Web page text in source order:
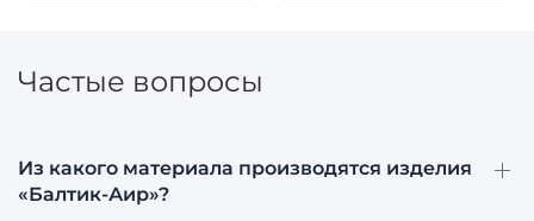
Частые вопросы
Из какого материала производятся изделия
«Балтик-Аир»?